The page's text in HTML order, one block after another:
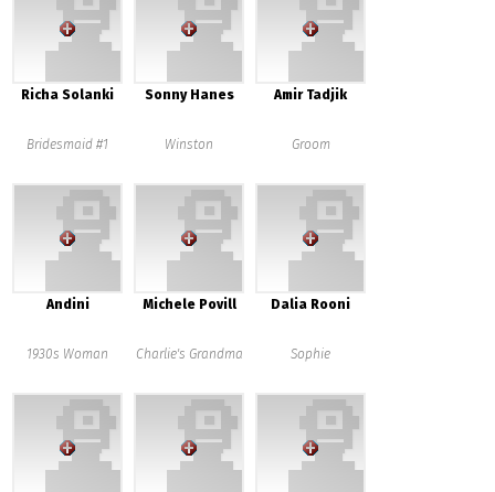
Richa Solanki
Bridesmaid #1
Sonny Hanes
Winston
Amir Tadjik
Groom
Andini
1930s Woman
Michele Povill
Charlie's Grandma
Dalia Rooni
Sophie